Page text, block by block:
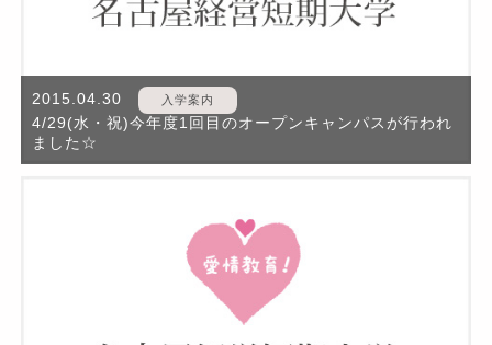
2015.04.30 入学案内
4/29(水・祝)今年度1回目のオープンキャンパスが行われ
ました☆